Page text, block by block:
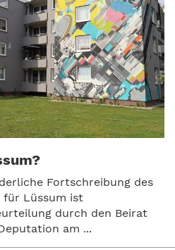
Fortschreibung des
für Lüssum ist
durch den Beirat
am ...